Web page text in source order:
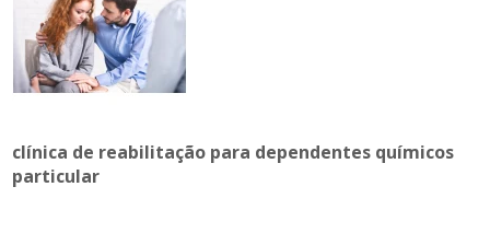
clínica de reabilitação para dependentes químicos
particular